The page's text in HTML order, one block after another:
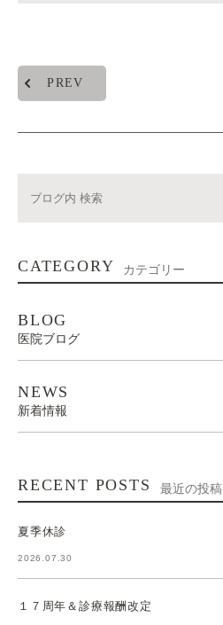
PREV
CATEGORY カテゴリー
BLOG
医院ブログ
NEWS
新着情報
RECENT POSTS 最近の投稿
夏季休診
2026.07.30
１７周年＆診療報酬改定